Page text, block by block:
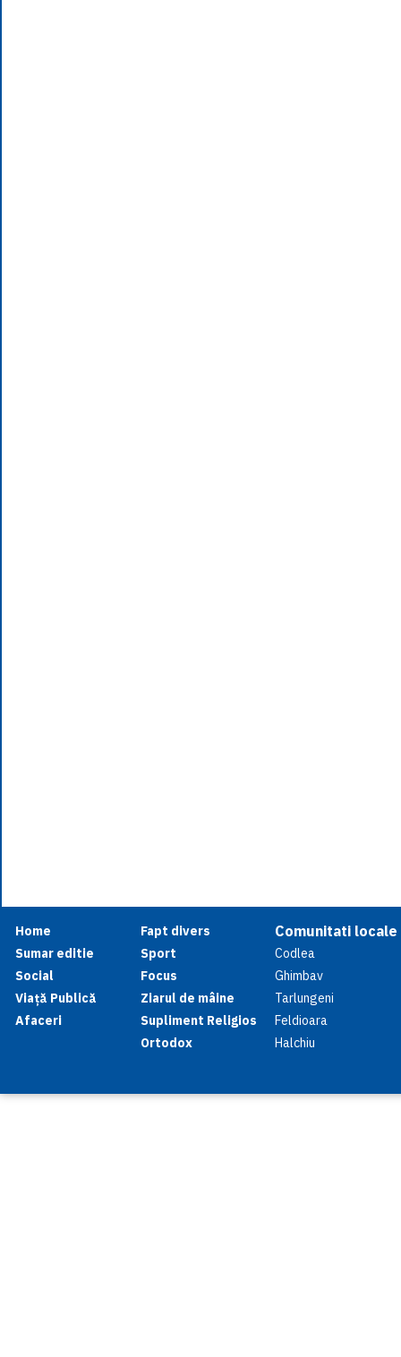
Home
Sumar editie
Social
Viață Publică
Afaceri
Fapt divers
Sport
Focus
Ziarul de mâine
Supliment Religios
Ortodox
Comunitati locale
Codlea
Ghimbav
Tarlungeni
Feldioara
Halchiu